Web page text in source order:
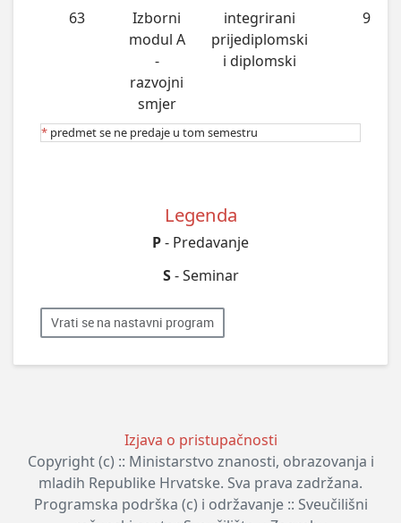
63
Izborni
modul A
-
razvojni
smjer
integrirani
prijediplomski
i diplomski
9
* predmet se ne predaje u tom semestru
Legenda
P- Predavanje
S- Seminar
Vrati se na nastavni program
Izjava o pristupačnosti
Copyright (c) :: Ministarstvo znanosti, obrazovanja i
mladih Republike Hrvatske. Sva prava zadržana.
Programska podrška (c) i održavanje :: Sveučilišni